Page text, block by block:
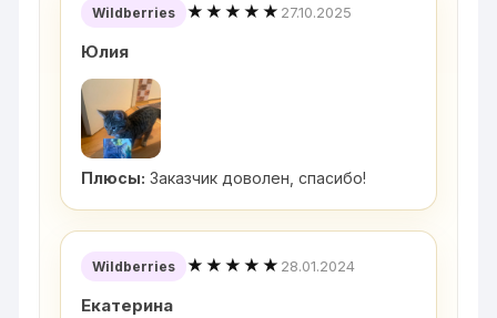
Wildberries ★★★★★ 27.10.2025
Юлия
Плюсы: Заказчик доволен, спасибо!
Wildberries ★★★★★ 28.01.2024
Екатерина